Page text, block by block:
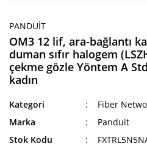
PANDUIT
OM3 12 lif, ara-bağlantı
duman sıfır halogem
çekme gözle Yöntem A
kadın
Kategori
Fiber
Marka
Panduit
Stok Kodu